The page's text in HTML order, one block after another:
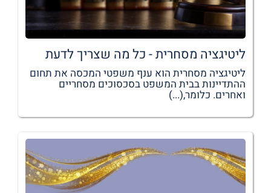
ליטיגציה מסחרית - כל מה שצריך לדעת
ליטיגציה מסחרית הוא ענף משפטי המכסה את תחום
ההתדיינות בבית המשפט בסכסוכים מסחריים
ואחרים. כלומר,(...)